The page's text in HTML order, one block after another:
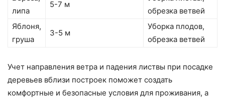
липа
5-7 м
обрезка ветвей
Яблоня,
груша
3-5 м
Уборка плодов,
обрезка ветвей
Учет направления ветра и падения листвы при посадке
деревьев вблизи построек поможет создать
комфортные и безопасные условия для проживания, а